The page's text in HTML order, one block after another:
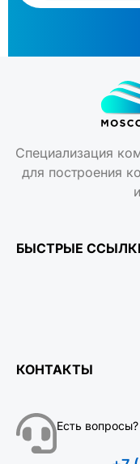
Специализация
для построения
БЫСТРЫЕ
КОНТАКТЫ
Есть вопросы?